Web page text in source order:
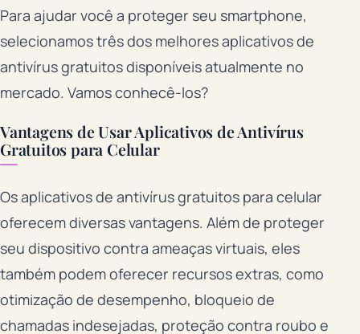
Para ajudar você a proteger seu smartphone,
selecionamos três dos melhores aplicativos de
antivírus gratuitos disponíveis atualmente no
mercado. Vamos conhecê-los?
Vantagens de Usar Aplicativos de Antivírus
Gratuitos para Celular
Os aplicativos de antivírus gratuitos para celular
oferecem diversas vantagens. Além de proteger
seu dispositivo contra ameaças virtuais, eles
também podem oferecer recursos extras, como
otimização de desempenho, bloqueio de
chamadas indesejadas, proteção contra roubo e